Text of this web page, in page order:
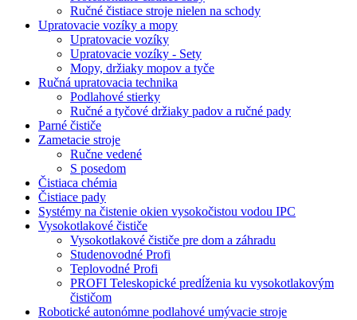
Ručné čistiace stroje nielen na schody
Upratovacie vozíky a mopy
Upratovacie vozíky
Upratovacie vozíky - Sety
Mopy, držiaky mopov a tyče
Ručná upratovacia technika
Podlahové stierky
Ručné a tyčové držiaky padov a ručné pady
Parné čističe
Zametacie stroje
Ručne vedené
S posedom
Čistiaca chémia
Čistiace pady
Systémy na čistenie okien vysokočistou vodou IPC
Vysokotlakové čističe
Vysokotlakové čističe pre dom a záhradu
Studenovodné Profi
Teplovodné Profi
PROFI Teleskopické predĺženia ku vysokotlakovým
čističom
Robotické autonómne podlahové umývacie stroje